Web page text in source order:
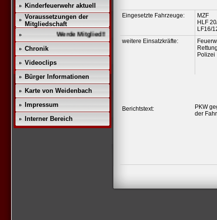
Kinderfeuerwehr aktuell
Voraussetzungen der
Mitgliedschaft
Werde Mitglied!!
Chronik
Videoclips
Bürger Informationen
Karte von Weidenbach
Impressum
Interner Bereich
Eingesetzte Fahrzeuge:
MZF
HLF
LF16/
weitere Einsatzkräfte:
Polizei
Berichtstext:
PKW
der